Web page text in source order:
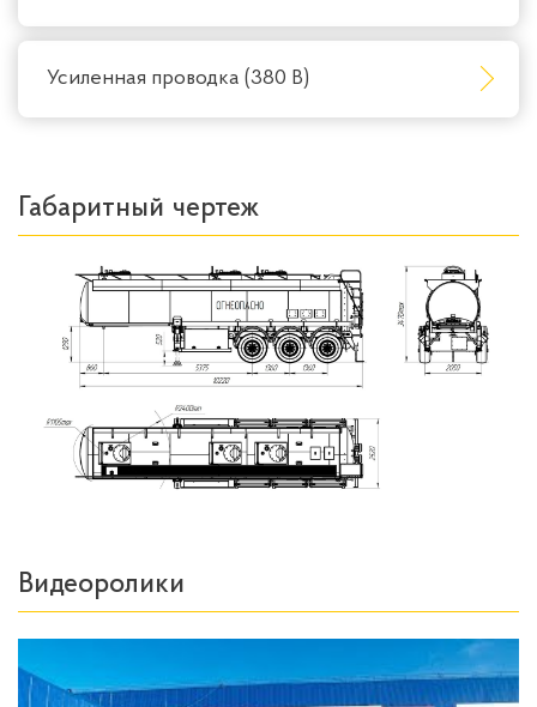
Усиленная проводка (380 В)
Габаритный чертеж
Видеоролики